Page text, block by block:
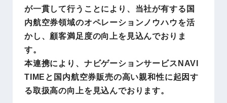
が一貫して行うことにより、当社が有する国
内航空券領域のオペレーションノウハウを活
かし、顧客満足度の向上を見込んでおりま
す。
本連携により、ナビゲーションサービスNAVI
TIMEと国内航空券販売の高い親和性に起因す
る取扱高の向上を見込んでおります。